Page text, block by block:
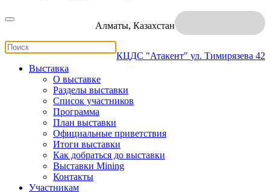
Алматы, Казахстан
КЦДС "Атакент" ул. Тимирязева 42
Выставка
О выставке
Разделы выставки
Список участников
Программа
План выставки
Официальные приветствия
Итоги выставки
Как добраться до выставки
Выставки Mining
Контакты
Участникам